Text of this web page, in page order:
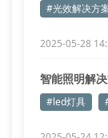
#光效解决方
2025-05-28
智能照明解
势#led灯具